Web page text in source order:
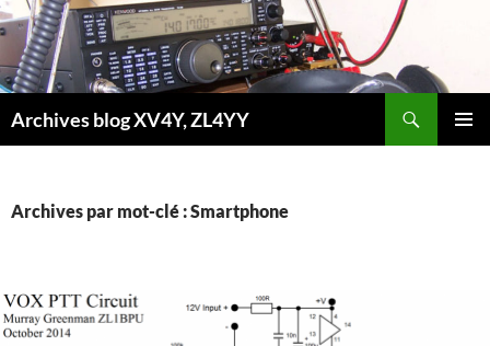
Aller
au
contenu
Archives blog XV4Y, ZL4YY
Archives par mot-clé : Smartphone